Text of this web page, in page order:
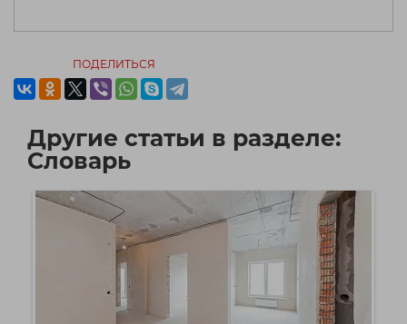
ПОДЕЛИТЬСЯ
Другие статьи в разделе:
Словарь